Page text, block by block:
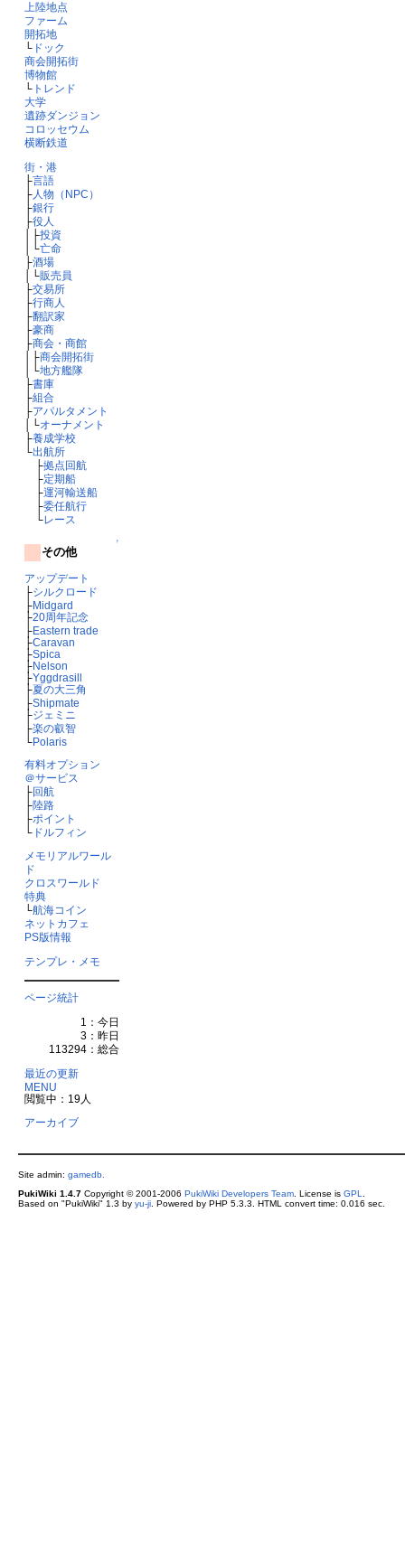
上陸地点
ファーム
開拓地
└ドック
商会開拓街
博物館
└トレンド
大学
遺跡ダンジョン
コロッセウム
横断鉄道
街・港
├言語
├人物（NPC）
├銀行
├役人
│├投資
│└亡命
├酒場
│└販売員
├交易所
├行商人
├翻訳家
├豪商
├商会・商館
│├商会開拓街
│└地方艦隊
├書庫
├組合
├アパルタメント
│└オーナメント
├養成学校
└出航所
├拠点回航
├定期船
├運河輸送船
├委任航行
└レース
↑
その他
アップデート
├シルクロード
├Midgard
├20周年記念
├Eastern trade
├Caravan
├Spica
├Nelson
├Yggdrasill
├夏の大三角
├Shipmate
├ジェミニ
├楽の叡智
└Polaris
有料オプション
＠サービス
├回航
├陸路
├ポイント
└ドルフィン
メモリアルワール
ド
クロスワールド
特典
└航海コイン
ネットカフェ
PS版情報
テンプレ・メモ
ページ統計
1：今日
3：昨日
113294：総合
最近の更新
MENU
閲覧中：19人
アーカイブ
Site admin: gamedb.
PukiWiki 1.4.7Copyright © 2001-2006 PukiWiki Developers Team. License is GPL
Based on "PukiWiki" 1.3 by yu-ji. Powered by PHP 5.3.3. HTML convert time: 0.016 sec.